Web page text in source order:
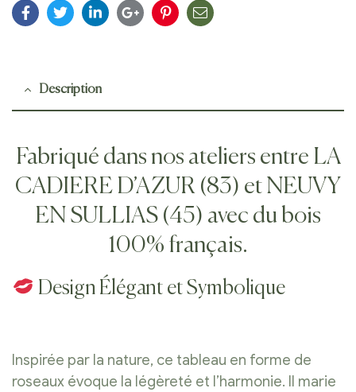
Facebook
TwitterLinkedinGoogle+Pinterest
E-
Description
Fabriqué dans nos ateliers entre LA
CADIERE D’AZUR (83) et NEUVY
EN SULLIAS (45) avec du bois
100% français.
Design Élégant et Symbolique
Inspirée par la nature, ce tableau en forme de
roseaux évoque la légèreté et l’harmonie. Il marie